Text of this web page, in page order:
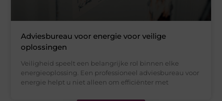
Adviesbureau voor energie voor veilige
oplossingen
Veiligheid speelt een belangrijke rol binnen elke
energieoplossing. Een professioneel adviesbureau voor
energie helpt u niet alleen om efficiënter met